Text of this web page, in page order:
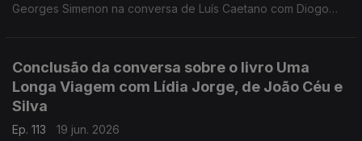
Georges Simenon na conversa de Luís Caetano com Diogo
Conclusão da conversa sobre o livro Uma
Longa Viagem com Lídia Jorge, de João Céu e
Silva
Ep. 113 19 jun. 2026